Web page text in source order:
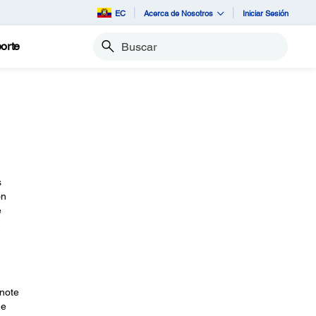
EC Acerca de Nosotros Iniciar Sesión
Buscar